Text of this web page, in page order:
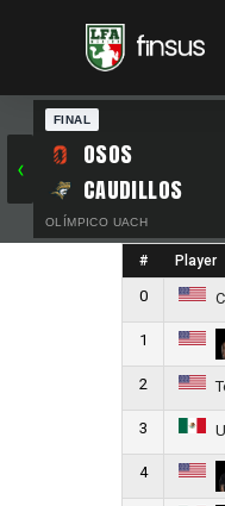
‹
FINAL
OSOS
CAUDILLOS
OLÍMPICO UACH
# Player
0
1
2
3
4